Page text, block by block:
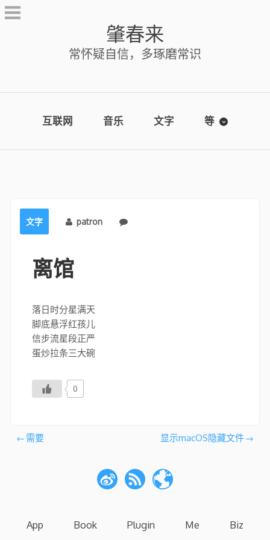
Skip
to
肇春来
常怀疑自信，多琢磨常识
互联网 音乐 文字 等
文字 patron
离馆
落日时分星满天
脚底悬浮红孩儿
信步流星段正严
蛋炒拉条三大碗
0
文需要 显示macOS隐藏文件
App Book Plugin Me Biz